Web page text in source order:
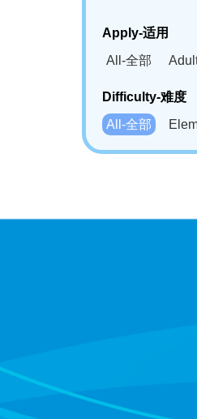
Apply-适用
All-全部
Difficulty-难度
All-全部